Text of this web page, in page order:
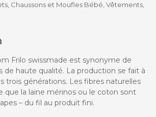
Chaussons et Moufles Bébé,Vêtements,
Frilo swissmade est synonyme de
de haute qualité. La production se fait à
trois générations. Les fibres naturelles
que la laine mérinos ou le coton sont
– du fil au produit fini.